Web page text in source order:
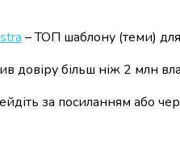
– ТОП шаблону (теми)
більш ніж 2 млн
за посиланням або